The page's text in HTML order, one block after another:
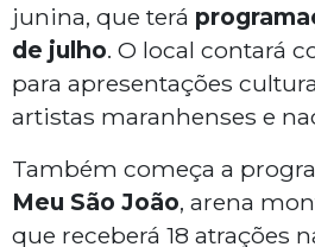
junina, que terá
de julho. O local contará
para apresentações
artistas maranhenses e
Também começa a
Meu São João, arena
que receberá 18 atrações